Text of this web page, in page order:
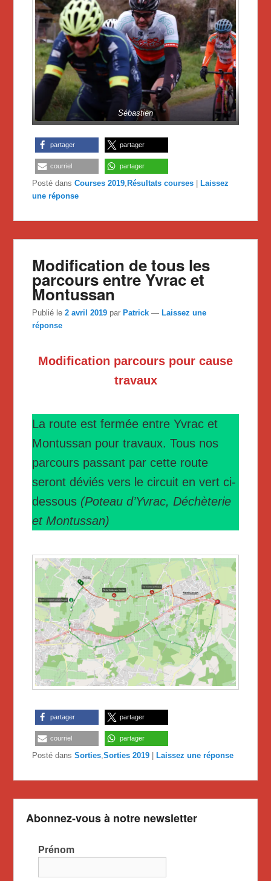
Sébastien
partager partager
courriel partager
Posté dans Courses 2019, Résultats courses
Laissez
une réponse
Modification de tous les
parcours entre Yvrac et
Montussan
Publié le2 avril 2019 par Patrick — Laissez une
réponse
Modification parcours pour cause
travaux
La route est fermée entre Yvrac et
Montussan pour travaux. Tous nos
parcours passant par cette route
seront déviés vers le circuit en vert ci-
dessous (Poteau d’Yvrac, Déchèterie
et Montussan)
partager partager
courriel partager
Posté dans Sorties,Sorties 2019 Laissez une réponse
Abonnez-vous à notre newsletter
Prénom